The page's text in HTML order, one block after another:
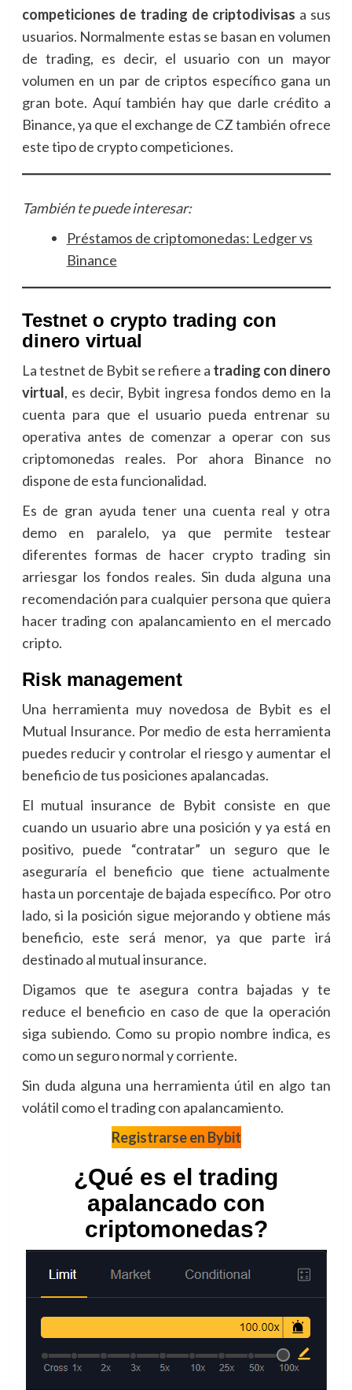
competiciones de trading de criptodivisas a sus
usuarios. Normalmente estas se basan en volumen
de trading, es decir, el usuario con un mayor
volumen en un par de criptos específico gana un
gran bote. Aquí también hay que darle crédito a
Binance, ya que el exchange de CZ también ofrece
este tipo de crypto competiciones.
También te puede interesar:
Préstamos de criptomonedas: Ledger vs
Binance
Testnet o crypto trading con
dinero virtual
La testnet de Bybit se refiere a trading con dinero
virtual, es decir, Bybit ingresa fondos demo en la
cuenta para que el usuario pueda entrenar su
operativa antes de comenzar a operar con sus
criptomonedas reales. Por ahora Binance no
dispone de esta funcionalidad.
Es de gran ayuda tener una cuenta real y otra
demo en paralelo, ya que permite testear
diferentes formas de hacer crypto trading sin
arriesgar los fondos reales. Sin duda alguna una
recomendación para cualquier persona que quiera
hacer trading con apalancamiento en el mercado
cripto.
Risk management
Una herramienta muy novedosa de Bybit es el
Mutual Insurance. Por medio de esta herramienta
puedes reducir y controlar el riesgo y aumentar el
beneficio de tus posiciones apalancadas.
El mutual insurance de Bybit consiste en que
cuando un usuario abre una posición y ya está en
positivo, puede “contratar” un seguro que le
aseguraría el beneficio que tiene actualmente
hasta un porcentaje de bajada específico. Por otro
lado, si la posición sigue mejorando y obtiene más
beneficio, este será menor, ya que parte irá
destinado al mutual insurance.
Digamos que te asegura contra bajadas y te
reduce el beneficio en caso de que la operación
siga subiendo. Como su propio nombre indica, es
como un seguro normal y corriente.
Sin duda alguna una herramienta útil en algo tan
volátil como el trading con apalancamiento.
Registrarse en Bybit
¿Qué es el trading
apalancado con
criptomonedas?